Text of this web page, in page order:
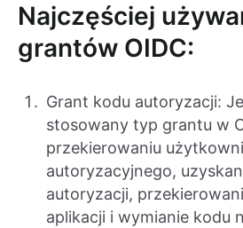
Najczęściej
grantów OIDC:
Grant kodu autoryzacji:
stosowany typ grantu w
przekierowaniu
autoryzacyjnego,
autoryzacji,
aplikacji i wymianie kodu